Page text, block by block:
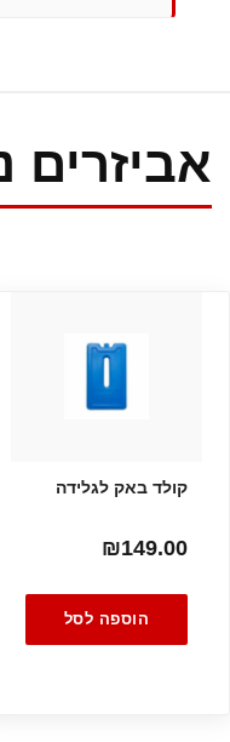
אביזרים
קולד באק לגלידה
₪149.00
הוספה לסל